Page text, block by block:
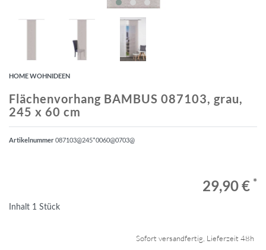
HOME WOHNIDEEN
Flächenvorhang BAMBUS 087103, grau,
245 x 60 cm
Artikelnummer087103@245*0060@0703@
29,90 € *
Inhalt 1 Stück
Sofort versandfertig, Lieferzeit 48h